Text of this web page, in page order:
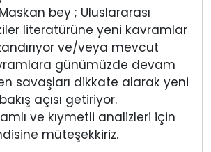
bey ; Uluslararası
literatürüne yeni kavramlar
ve/veya mevcut
günümüzde devam
savaşları dikkate alarak yeni
açısı getiriyor.
ve kıymetli analizleri için
müteşekkiriz.